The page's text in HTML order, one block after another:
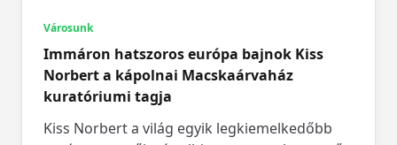
Városunk
Immáron hatszoros európa bajnok Kiss
Norbert a kápolnai Macskaárvaház
kuratóriumi tagja
Kiss Norbert a világ egyik legkiemelkedőbb